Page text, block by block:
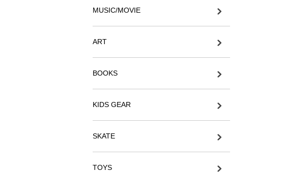
MUSIC/MOVIE
ART
BOOKS
KIDS GEAR
SKATE
TOYS